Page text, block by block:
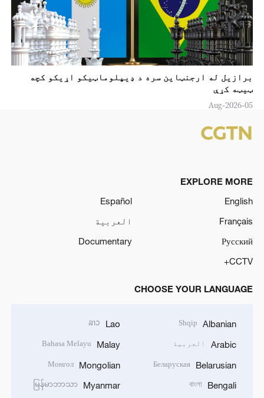
برازیل له ارجنټاین سره د ډیپلوماټیکو اړیکو کچه
ټیټه کړې
05-Aug-2026
EXPLORE MORE
English
Español
Français
العربية
Русский
Documentary
CCTV+
CHOOSE YOUR LANGUAGE
Albanian
Shqip
Arabic العربية
Belarusian
Беларуская
Bengali
বাংলা
Lao
ລາວ
Malay
Bahasa Melayu
Mongolian
Монгол
Myanmar
မြန်မာဘာသာ